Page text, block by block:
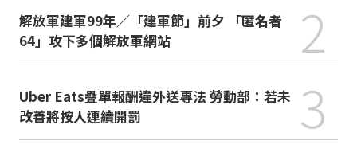
解放軍建軍99年／「建軍節」前夕 「匿名者
64」攻下多個解放軍網站
2
Uber Eats疊單報酬違外送專法 勞動部：若未
改善將按人連續開罰
3